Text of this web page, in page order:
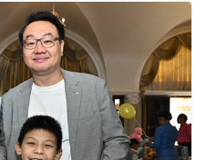
เพียงเพื่อก้าวเข้าสู่
น แต่ยังเตรียมพวก
ผู้กำหนดอนาคต”
วมพลังนักธุรกิจทั่ว
ชุมใหญ่แห่งปี พบ CEO
ถ่ายทอดวิสัยทัศน์ธุรกิจ
ต “โชค รถแห่” ยกวง